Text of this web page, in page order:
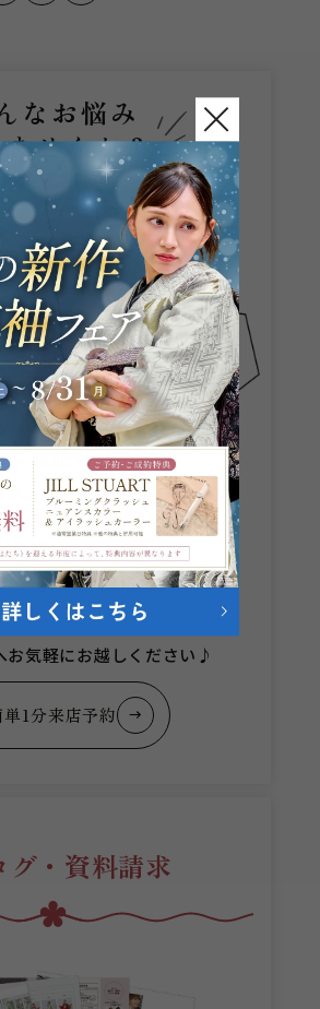
なお悩み
せんか？
お任せください。
メイクまでプロのスタッフが
ィネートをご提案します。
成人式当日までスタッフが
安心サポート
お気軽にお越しください♪
単1分来店予約
グ・資料請求